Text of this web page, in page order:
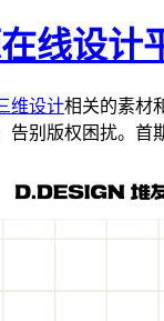
线设计
维设计相关的素材
别版权困扰。首